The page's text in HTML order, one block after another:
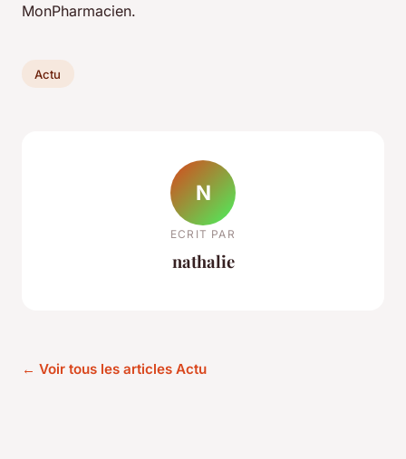
MonPharmacien.
Actu
N
ECRIT PAR
nathalie
← Voir tous les articles Actu